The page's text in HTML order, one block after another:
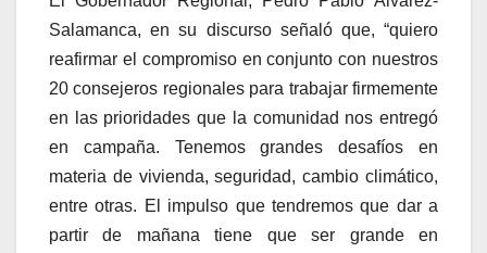
Salamanca, en su discurso señaló que, “quiero
reafirmar el compromiso en conjunto con nuestros
20 consejeros regionales para trabajar firmemente
en las prioridades que la comunidad nos entregó
en campaña. Tenemos grandes desafíos en
materia de vivienda, seguridad, cambio climático,
entre otras. El impulso que tendremos que dar a
partir de mañana tiene que ser grande en